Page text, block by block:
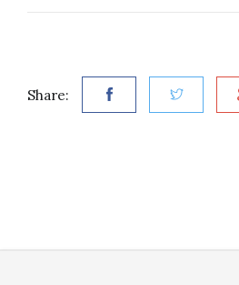
Share: